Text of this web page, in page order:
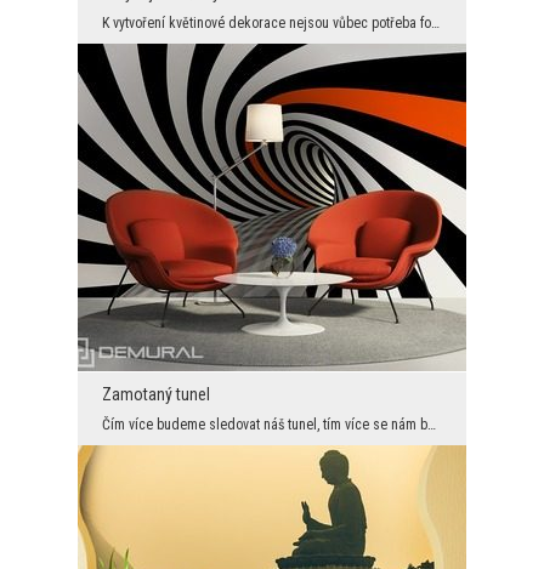
K vytvoření květinové dekorace nejsou vůbec potřeba fotky zahrádek nebo louky. Někdy stačí jen tr...
Zamotaný tunel
Čím více budeme sledovat náš tunel, tím více se nám bude zdát, jakoby se pohyboval. Je to ale jen...